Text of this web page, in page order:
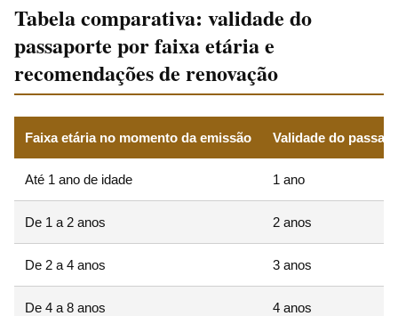
Tabela comparativa: validade do
passaporte por faixa etária e
recomendações de renovação
Faixa etária no momento da emissão Validade do
Até 1 ano de idade 1 ano
De 1 a 2 anos 2 anos
De 2 a 4 anos 3 anos
De 4 a 8 anos 4 anos